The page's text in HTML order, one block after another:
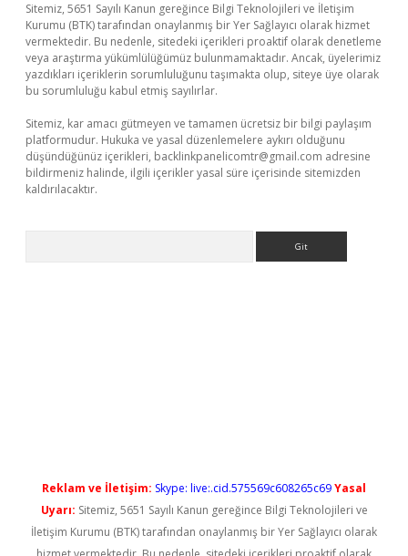
Sitemiz, 5651 Sayılı Kanun gereğince Bilgi Teknolojileri ve İletişim
Kurumu (BTK) tarafından onaylanmış bir Yer Sağlayıcı olarak hizmet
vermektedir. Bu nedenle, sitedeki içerikleri proaktif olarak denetleme
veya araştırma yükümlülüğümüz bulunmamaktadır. Ancak, üyelerimiz
yazdıkları içeriklerin sorumluluğunu taşımakta olup, siteye üye olarak
bu sorumluluğu kabul etmiş sayılırlar.
Sitemiz, kar amacı gütmeyen ve tamamen ücretsiz bir bilgi paylaşım
platformudur. Hukuka ve yasal düzenlemelere aykırı olduğunu
düşündüğünüz içerikleri, backlinkpanelicomtr@gmail.com adresine
bildirmeniz halinde, ilgili içerikler yasal süre içerisinde sitemizden
kaldırılacaktır.
Reklam ve İletişim: Skype: live:.cid.575569c608265c69Yasal
Uyarı: Sitemiz, 5651 Sayılı Kanun gereğince Bilgi Teknolojileri ve
İletişim Kurumu (BTK) tarafından onaylanmış bir Yer Sağlayıcı olarak